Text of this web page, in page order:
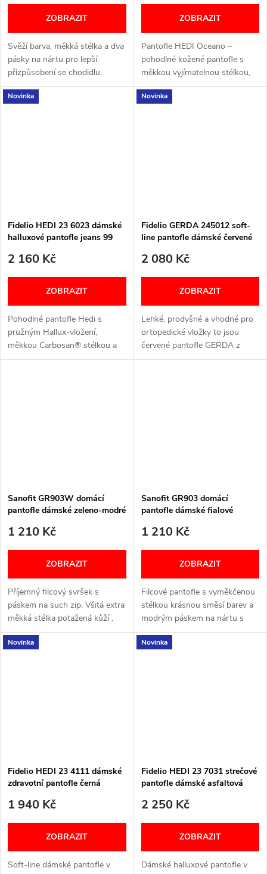
ZOBRAZIT
Svěží barva, měkká stélka a dva
pásky na nártu pro lepší
přizpůsobení se chodidlu.
Šířka: H (širší) Velikostní
tabulka níže v textu
ZOBRAZIT
Pantofle HEDI Oceano –
pohodlné kožené pantofle s
měkkou vyjímatelnou stélkou,
Carbosan odpružením a
skvělou oporou pro širší
Novinka
Fidelio HEDI 23 6023 dámské
halluxové pantofle jeans 99
2 160 Kč
ZOBRAZIT
Pohodlné pantofle Hedi s
pružným Hallux‑vložení,
měkkou Carbosan® stélkou a
protiskluzovou podrážkou.
Novinka
Fidelio GERDA 245012 soft-
line pantofle dámské červené
2 080 Kč
ZOBRAZIT
Lehké, prodyšné a vhodné pro
ortopedické vložky to jsou
červené pantofle GERDA z
měkké kůže, dvěma suchými
Sanofit GR903W domácí
pantofle dámské zeleno-modré
1 210 Kč
ZOBRAZIT
Příjemný filcový svršek s
páskem na such zip. Všitá extra
měkká stélka potažená kůží .
Podšívka kůže. Šířka: H (širší)
VELIKOSTNÍ TABULKA
Sanofit GR903 domácí
pantofle dámské fialové
1 210 Kč
ZOBRAZIT
Filcové pantofle s vyměkčenou
stélkou krásnou směsí barev a
modrým páskem na nártu s
ozdobou. Šířka: H (širší)
VELIKOSTNÍ TABULKA
Novinka
Fidelio HEDI 23 4111 dámské
zdravotní pantofle černá
1 940 Kč
ZOBRAZIT
Soft-line dámské pantofle v
Novinka
Fidelio HEDI 23 7031 strečové
pantofle dámské asfaltová
2 250 Kč
ZOBRAZIT
Dámské halluxové pantofle v